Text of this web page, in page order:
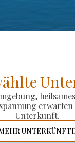
erwarten
Unterkunft.
UNTERKÜNFTE